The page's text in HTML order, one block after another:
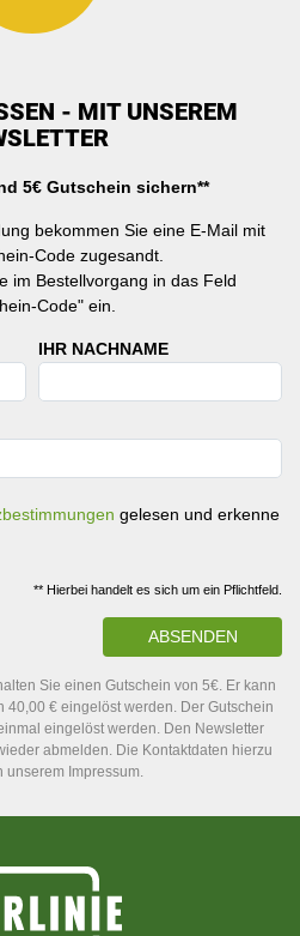
- MIT UNSEREM
5€ Gutschein sichern**
bekommen Sie eine E-Mail mit
Code zugesandt.
im Bestellvorgang in das Feld
Code" ein.
IHR NACHNAME
gelesen und erkenne
** Hierbei handelt es sich um ein Pflichtfeld.
ABSENDEN
Sie einen Gutschein von 5€. Er kann
40,00 € eingelöst werden. Der Gutschein
eingelöst werden. Den Newsletter
abmelden. Die Kontaktdaten hierzu
unserem Impressum.